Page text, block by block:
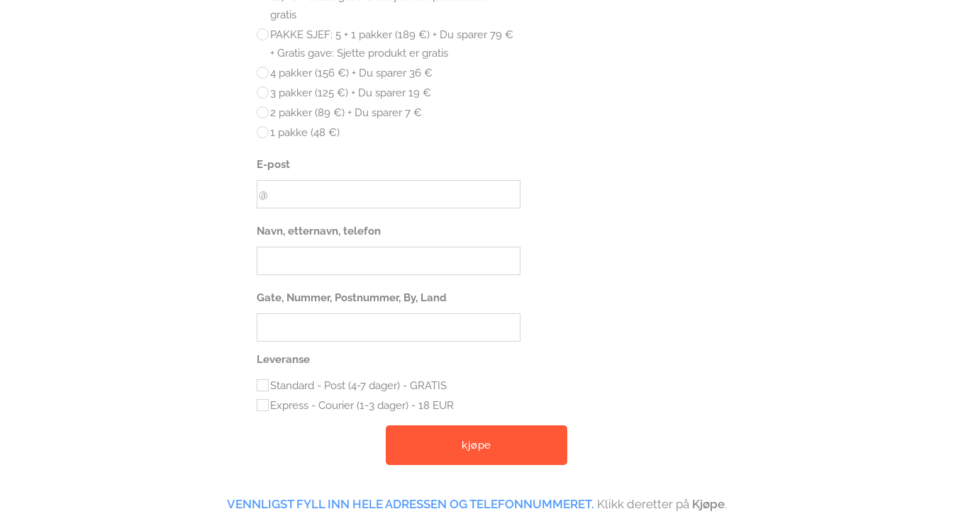
gratis
PAKKE SJEF: 5 + 1 pakker (189 €) + Du sparer 79 €
+ Gratis gave: Sjette produkt er gratis
4 pakker (156 €) + Du sparer 36 €
3 pakker (125 €) + Du sparer 19 €
2 pakker (89 €) + Du sparer 7 €
1 pakke (48 €)
E-post
Navn, etternavn, telefon
Gate, Nummer, Postnummer, By, Land
Leveranse
Standard - Post (4-7 dager) - GRATIS
Express - Courier (1-3 dager) - 18 EUR
kjøpe
VENNLIGST FYLL INN HELE ADRESSEN OG TELEFONNUMMERET. Klikk deretter på Kjøpe.